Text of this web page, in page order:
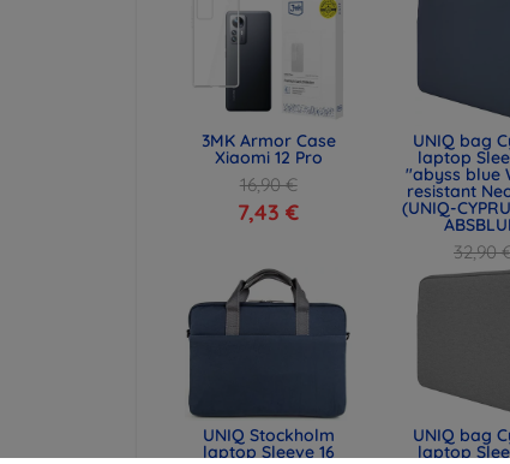
3MK Armor Case
Xiaomi 12 Pro
16,90 €
7,43 €
UNIQ bag
laptop
"abyss blue
resistant
(UNIQ-
32,90
24,68
UNIQ Stockholm
laptop Sleeve 16
UNIQ bag
laptop